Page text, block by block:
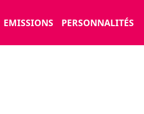
EMISSIONS PERSONNALITÉS